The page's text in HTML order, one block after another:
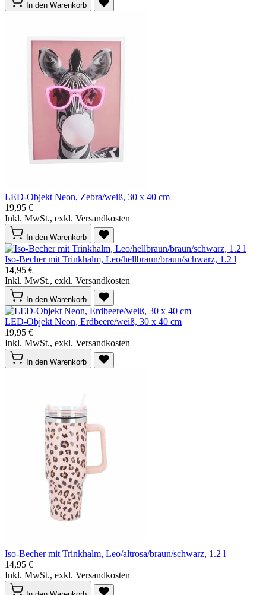
In den Warenkorb
LED-Objekt Neon, Zebra/weiß, 30 x 40 cm
19,95 €
Inkl. MwSt., exkl. Versandkosten
In den Warenkorb
Iso-Becher mit Trinkhalm, Leo/hellbraun/braun/schwarz, 1.2 l
14,95 €
Inkl. MwSt., exkl. Versandkosten
In den Warenkorb
LED-Objekt Neon, Erdbeere/weiß, 30 x 40 cm
19,95 €
Inkl. MwSt., exkl. Versandkosten
In den Warenkorb
Iso-Becher mit Trinkhalm, Leo/altrosa/braun/schwarz, 1.2 l
14,95 €
Inkl. MwSt., exkl. Versandkosten